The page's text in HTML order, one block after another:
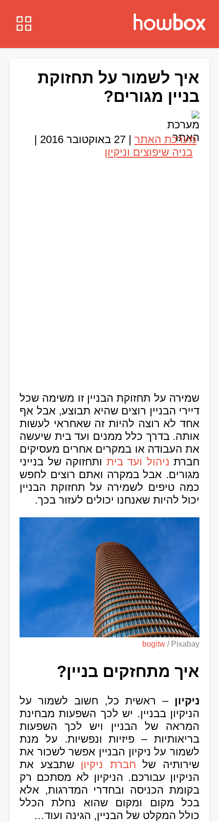
איך לשמור על תחזוקת
בניין מגורים?
מערכת האתר | 27 באוקטובר 2016
|
בניה שיפוצים וניקיון
שמירה על תחזוקת הבניין זו משימה שכל
דיירי הבניין רוצים שהיא תבוצע, אבל אף
אחד לא רוצה להיות זה שאחראי לעשות
אותה. בדרך כלל ממנים ועד בית שיעשה
את העבודה או במקרים אחרים מעסיקים
חברת ניהול ועד בית ותחזוקה של בנייני
מגורים. אבל במקרה ואתם רוצים לחפש
כמה טיפים לשמירה על תחזוקת הבניין
יכול להיות שאנחנו יכולים לעזור בכך.
bogitw / Pixabay
איך מתחזקים בניין?
ניקיון – ראשית כל, חשוב לשמור על
הניקיון בבניין. יש לכך השפעות מבחינת
המראה של הבניין ויש לכך השפעות
בריאותיות – פיזיות ונפשיות. על מנת
לשמור על ניקיון הבניין אפשר לשכור את
שירותיה של חברת ניקיון שתבצע את
הניקיון עבורכם. הניקיון לא מסתכם רק
בקומת הכניסה ובחדרי המדרגות, אלא
בכל מקום ומקום שהוא נחלת הכלל
כולל המקלט של הבניין, הגינה ועוד…